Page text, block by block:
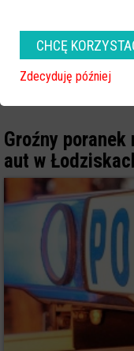
Groźny
aut w
CHCĘ
Zdecyduję później